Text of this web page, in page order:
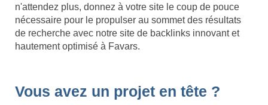
n'attendez plus, donnez à votre site le coup de pouce
nécessaire pour le propulser au sommet des résultats
de recherche avec notre site de backlinks innovant et
hautement optimisé à Favars.
Vous avez un projet en tête ?